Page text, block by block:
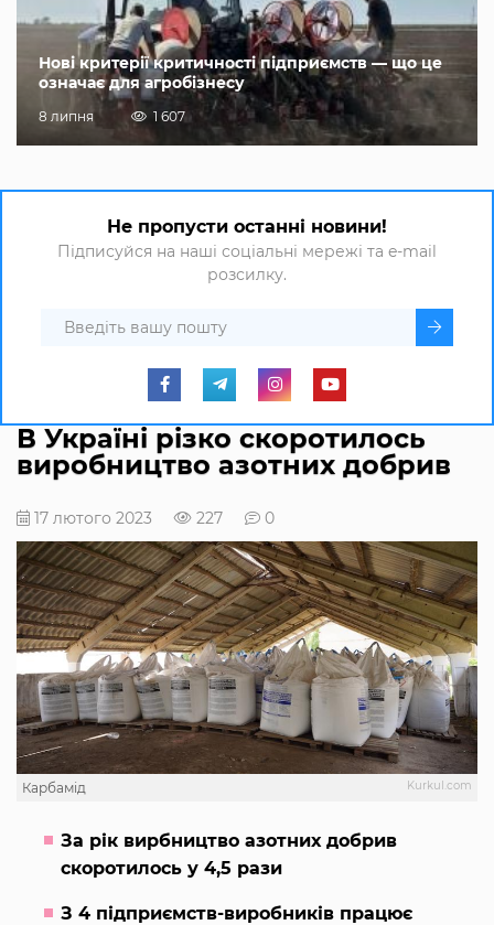
Нові критерії критичності підприємств — що це
означає для агробізнесу
8 липня 1 607
Не пропусти останні новини!
Підписуйся на наші соціальні мережі та e-mail
розсилку.
В Україні різко скоротилось
виробництво азотних добрив
17 лютого 2023 227 0
Kurkul.com
Карбамід
За рік вирбництво азотних добрив
скоротилось у 4,5 рази
З 4 підприємств-виробників працює